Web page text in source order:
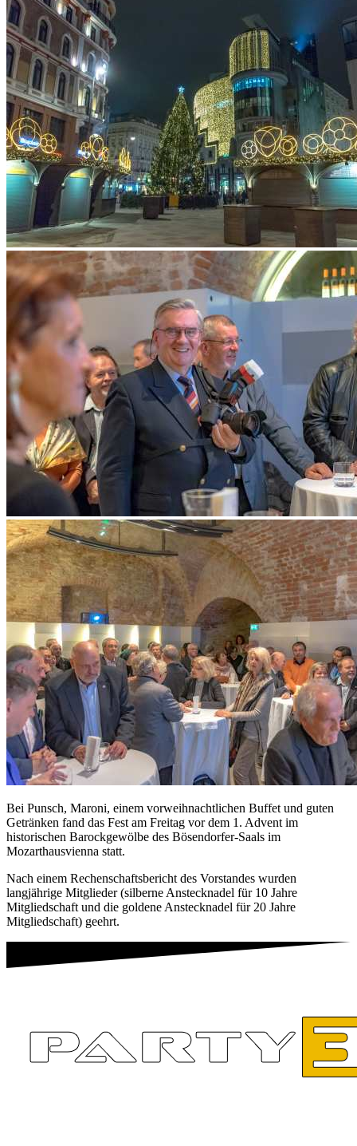
Bei Punsch, Maroni, einem vorweihnachtlichen Buffet und guten
Getränken fand das Fest am Freitag vor dem 1. Advent im
historischen Barockgewölbe des Bösendorfer-Saals im
Mozarthausvienna statt.
Nach einem Rechenschaftsbericht des Vorstandes wurden
langjährige Mitglieder (silberne Anstecknadel für 10 Jahre
Mitgliedschaft und die goldene Anstecknadel für 20 Jahre
Mitgliedschaft) geehrt.